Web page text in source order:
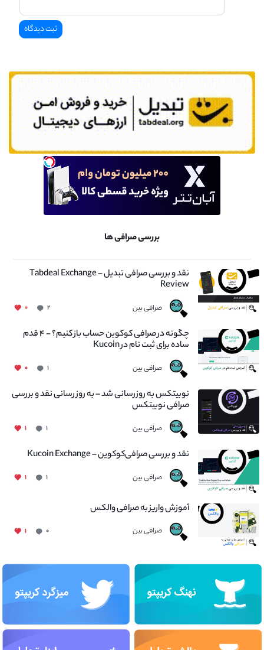
بررسی صرافی ها
نقد و بررسی صرافی تبدیل – Tabdeal Exchange
Review
صرافی بین ۲ ۰
چگونه در صرافی کوکوین حساب باز کنیم؟ - ۴ قدم
ساده برای ثبت نام در Kucoin
صرافی بین ۱ ۰
نوبیتکس به روزرسانی شد – به روز رسانی نقد و بررسی
صرافی نوبیتکس
صرافی بین ۱ ۱
نقد و بررسی صرافی‌کوکوین – Kucoin Exchange
صرافی بین ۱ ۱
آموزش واریز به صرافی والکس
صرافی بین ۰ ۱